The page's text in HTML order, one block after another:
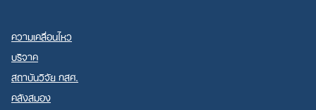
ความเคลื่อนไหว
บริจาค
สถาบันวิจัย กสศ.
คลังสมอง